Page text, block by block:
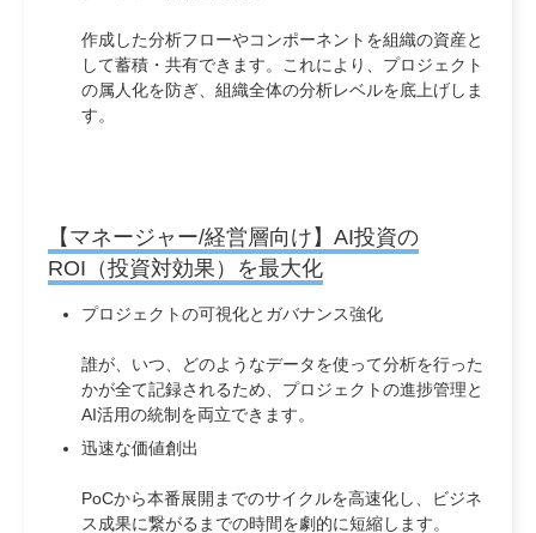
作成した分析フローやコンポーネントを組織の資産と
して蓄積・共有できます。これにより、プロジェクト
の属人化を防ぎ、組織全体の分析レベルを底上げしま
す。
【マネージャー/経営層向け】AI投資の
ROI（投資対効果）を最大化
プロジェクトの可視化とガバナンス強化
誰が、いつ、どのようなデータを使って分析を行った
かが全て記録されるため、プロジェクトの進捗管理と
AI活用の統制を両立できます。
迅速な価値創出
PoCから本番展開までのサイクルを高速化し、ビジネ
ス成果に繋がるまでの時間を劇的に短縮します。